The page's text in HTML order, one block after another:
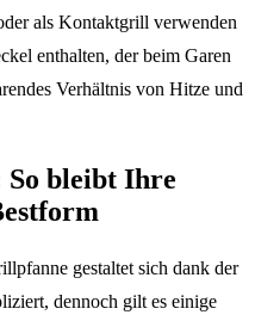
als Kontaktgrill verwenden
enthalten, der beim Garen
Verhältnis von Hitze und
So bleibt Ihre
gestaltet sich dank der
dennoch gilt es einige